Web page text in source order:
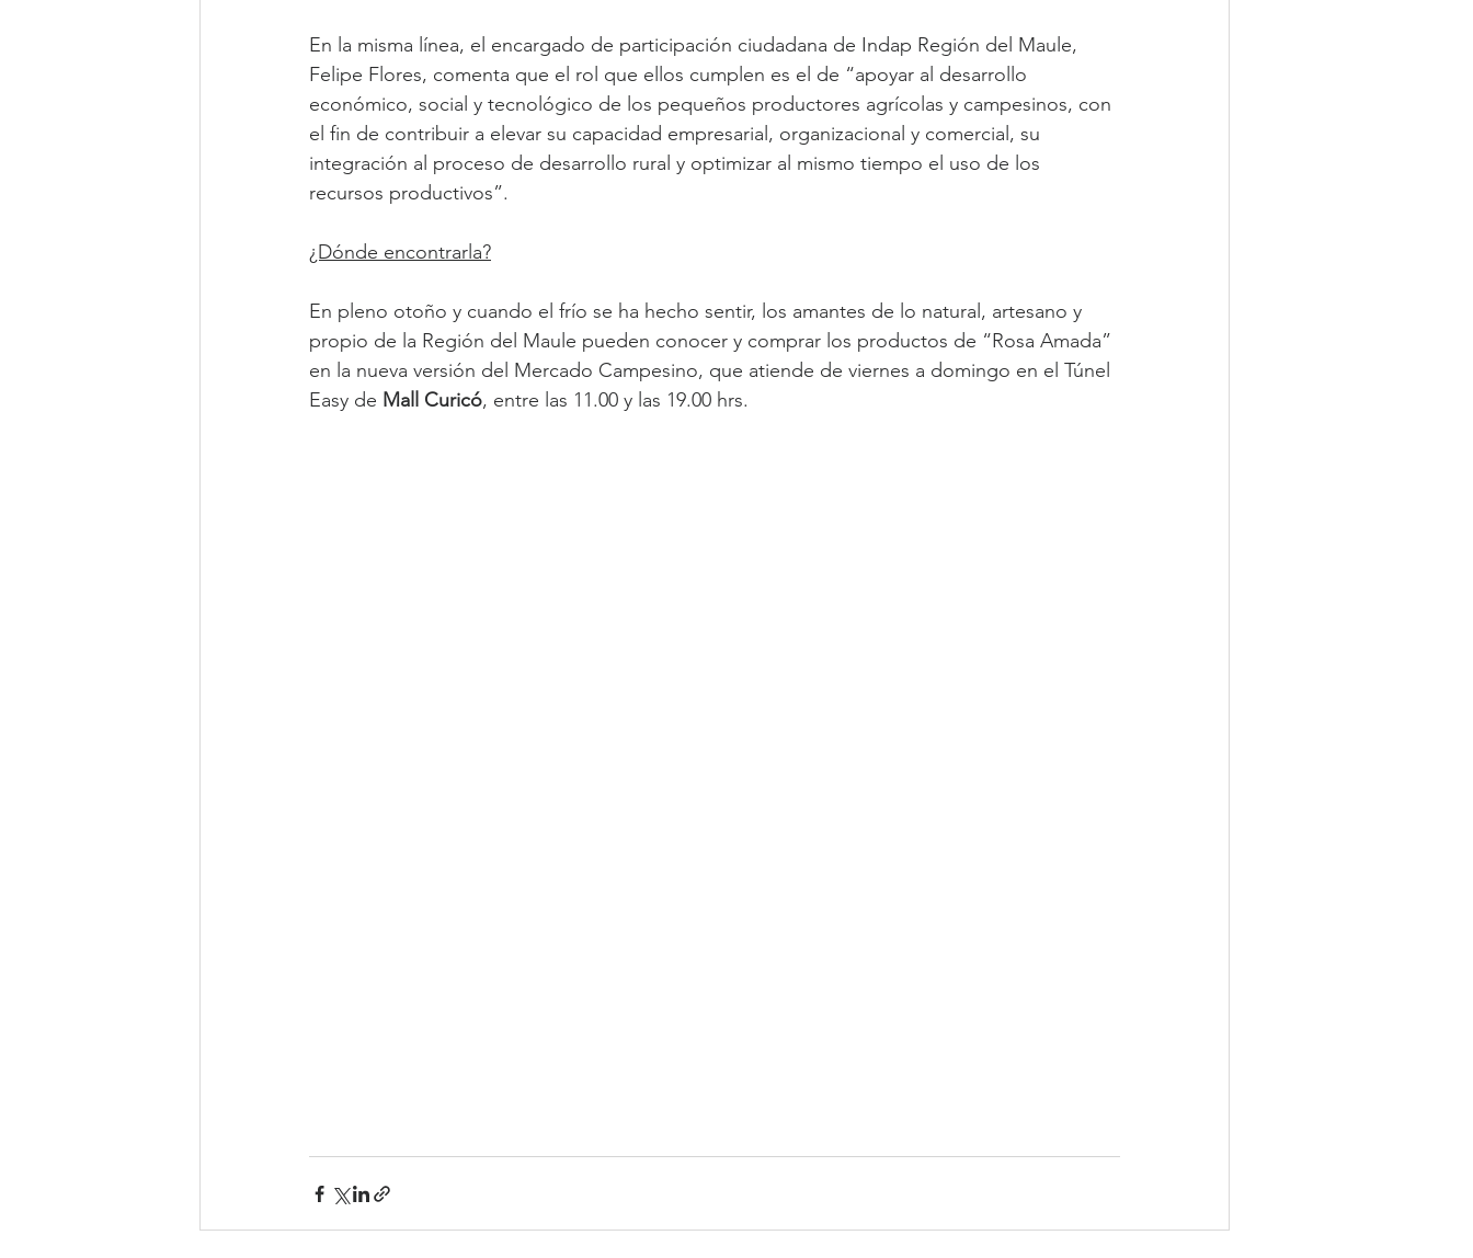
En la misma línea, el encargado de participación ciudadana de Indap Región del Maule,
Felipe Flores, comenta que el rol que ellos cumplen es el de “apoyar al desarrollo
económico, social y tecnológico de los pequeños productores agrícolas y campesinos, con
el fin de contribuir a elevar su capacidad empresarial, organizacional y comercial, su
integración al proceso de desarrollo rural y optimizar al mismo tiempo el uso de los
recursos productivos”.
¿Dónde encontrarla?
En pleno otoño y cuando el frío se ha hecho sentir, los amantes de lo natural, artesano y
propio de la Región del Maule pueden conocer y comprar los productos de “Rosa Amada”
en la nueva versión del Mercado Campesino, que atiende de viernes a domingo en el Túnel
Easy de Mall Curicó, entre las 11.00 y las 19.00 hrs.